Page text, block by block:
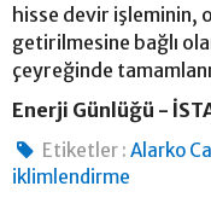
hisse devir işleminin,
getirilmesine bağlı
çeyreğinde
Enerji Günlüğü -
Etiketler : Alarko
iklimlendirme